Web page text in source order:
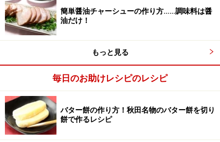
（1）を丁寧にまぶしつけ、ラップかポリ袋できっちり
包み、冷蔵庫で３日間寝かす。
※できれば日に一度ひっくり返す。
簡単醤油チャーシューの作り方……調味料は醤
油だけ！
もっと見る
毎日のお助けレシピのレシピ
バター餅の作り方！秋田名物のバター餅を切り
餅で作るレシピ